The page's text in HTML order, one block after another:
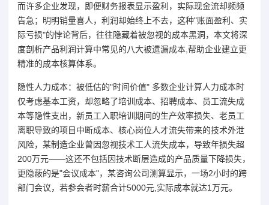
而许多企业发现，即便财务报表显示盈利，实际现金流却频频
告急；明明销量喜人，利润却始终上不去，这种"账面盈利、实
际亏损"的悖论背后，往往隐藏着被忽视的成本黑洞，本文将深
度剖析产品利润计算中常见的八大被遗漏成本,帮助企业建立更
精准的成本核算体系。
隐性人力成本：被低估的"时间价值" 多数企业计算人力成本时
仅考虑基本工资，却忽略了培训成本、招聘成本、员工流失成
本等隐性支出，新员工入职培训期间的生产效率损失、老员工
离职导致的项目中断成本、核心岗位人才流失带来的技术外泄
风险，某制造企业曾因忽视技术工人流失成本，导致年损失超
200万元——这还不包括因技术断层造成的产品质量下降损失，
更隐蔽的是"会议成本"，某咨询公司测算显示，一场2小时的跨
部门会议，若参会者时薪合计5000元,实际成本就达1万元。